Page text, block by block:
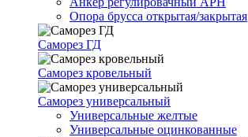
Опора брусса открытая/закрытая
Саморез ГД
Саморез кровельный
Саморез универсальный
Универсальные желтые
Универсальные оцинкованные